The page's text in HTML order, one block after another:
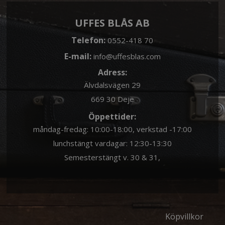
UFFES BLÅS AB
Telefon:0552-418 70
E-mail: info@uffesblas.com
Adress:
Älvdalsvägen 29
669 30 Deje
Öppettider:
måndag-fredag: 10:00-18:00, verkstad -17:00
lunchstängt vardagar: 12:30-13:30
Semesterstängt v. 30 & 31,
Köpvillkor